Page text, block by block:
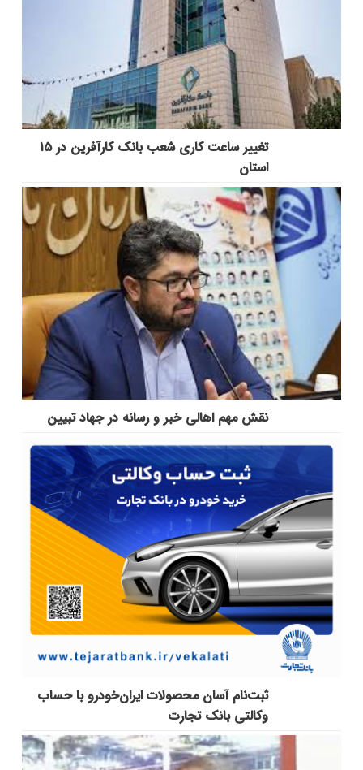
تغییر ساعت کاری شعب بانک کارآفرین در ۱۵
استان
نقش مهم اهالی خبر و رسانه در جهاد تبیین
ثبت‌نام آسان محصولات ایران‌خودرو با حساب
وکالتی بانک تجارت